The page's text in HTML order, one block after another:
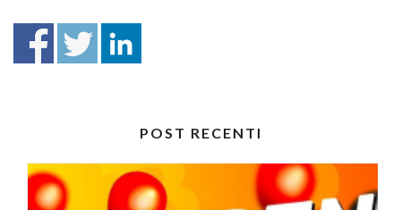
POST RECENTI